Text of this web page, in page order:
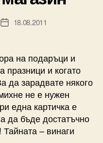
Post18.08.2011
на подаръци и
празници и когато
да зарадвате някого
не е нужен
една картичка е
да бъде достатъчно
– винаги